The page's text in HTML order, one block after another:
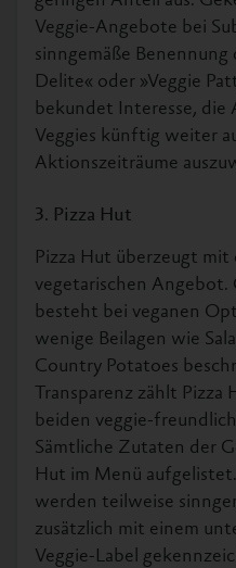
Veggie-Angebote bei
sinngemäße
Delite« oder »Veggie
bekundet Interesse,
Veggies künftig weiter
Aktionszeiträume
3. Pizza Hut
Pizza Hut überzeugt
vegetarischen
besteht bei veganen
wenige Beilagen wie
Country Potatoes
Transparenz zählt Pizza
beiden veggie-
Sämtliche Zutaten der
Hut im Menü
werden teilweise
zusätzlich mit einem
Veggie-Label